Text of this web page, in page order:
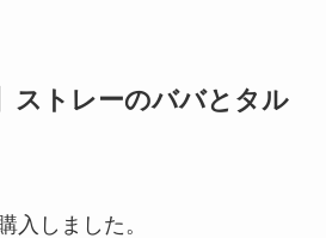
ストレーのババとタル
入しました。